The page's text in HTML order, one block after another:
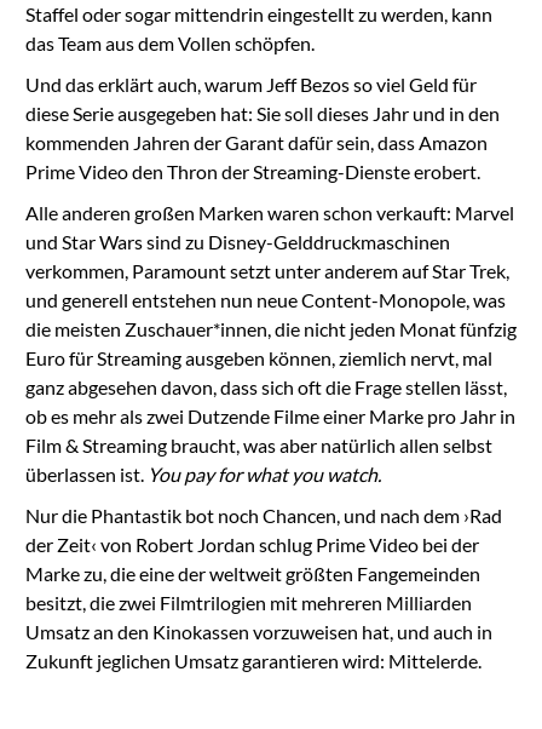
Staffel oder sogar mittendrin eingestellt zu werden, kann
das Team aus dem Vollen schöpfen.
Und das erklärt auch, warum Jeff Bezos so viel Geld für
diese Serie ausgegeben hat: Sie soll dieses Jahr und in den
kommenden Jahren der Garant dafür sein, dass Amazon
Prime Video den Thron der Streaming-Dienste erobert.
Alle anderen großen Marken waren schon verkauft: Marvel
und Star Wars sind zu Disney-Gelddruckmaschinen
verkommen, Paramount setzt unter anderem auf Star Trek,
und generell entstehen nun neue Content-Monopole, was
die meisten Zuschauer*innen, die nicht jeden Monat fünfzig
Euro für Streaming ausgeben können, ziemlich nervt, mal
ganz abgesehen davon, dass sich oft die Frage stellen lässt,
ob es mehr als zwei Dutzende Filme einer Marke pro Jahr in
Film & Streaming braucht, was aber natürlich allen selbst
überlassen ist. You pay for what you watch.
Nur die Phantastik bot noch Chancen, und nach dem ›Rad
der Zeit‹ von Robert Jordan schlug Prime Video bei der
Marke zu, die eine der weltweit größten Fangemeinden
besitzt, die zwei Filmtrilogien mit mehreren Milliarden
Umsatz an den Kinokassen vorzuweisen hat, und auch in
Zukunft jeglichen Umsatz garantieren wird: Mittelerde.